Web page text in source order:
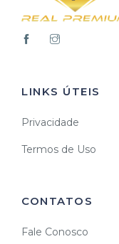
LINKS ÚTEIS
Privacidade
Termos de Uso
CONTATOS
Fale Conosco